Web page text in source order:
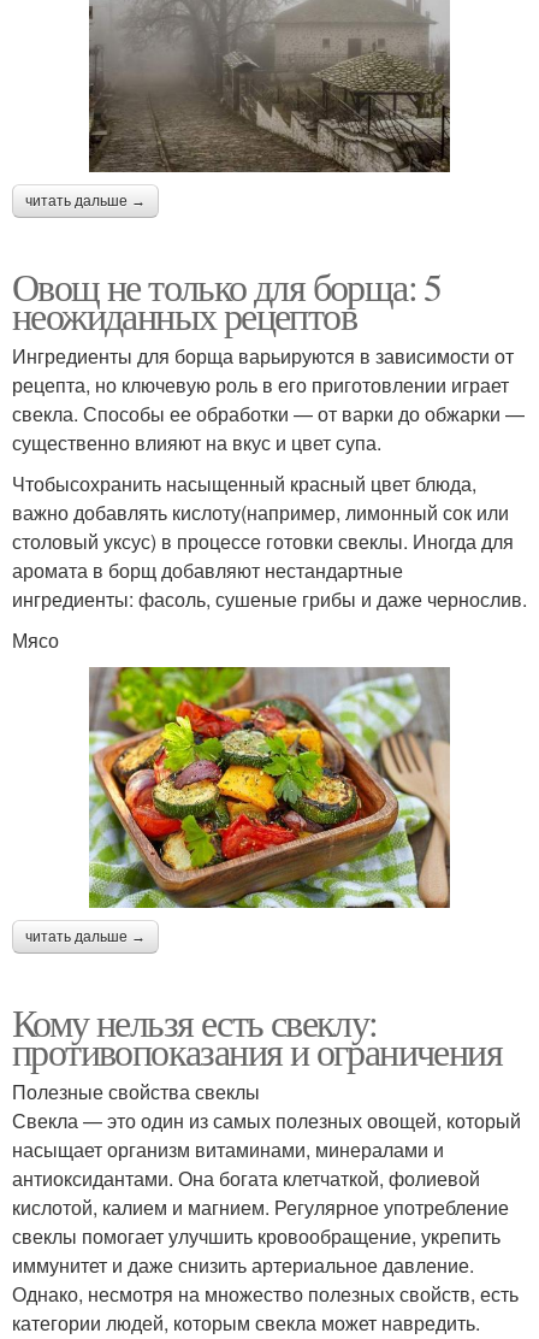
читать дальше →
Овощ не только для борща: 5
неожиданных рецептов
Ингредиенты для борща варьируются в зависимости от
рецепта, но ключевую роль в его приготовлении играет
свекла. Способы ее обработки — от варки до обжарки —
существенно влияют на вкус и цвет супа.
Чтобысохранить насыщенный красный цвет блюда,
важно добавлять кислоту(например, лимонный сок или
столовый уксус) в процессе готовки свеклы. Иногда для
аромата в борщ добавляют нестандартные
ингредиенты: фасоль, сушеные грибы и даже чернослив.
Мясо
читать дальше →
Кому нельзя есть свеклу:
противопоказания и ограничения
Полезные свойства свеклы
Свекла — это один из самых полезных овощей, который
насыщает организм витаминами, минералами и
антиоксидантами. Она богата клетчаткой, фолиевой
кислотой, калием и магнием. Регулярное употребление
свеклы помогает улучшить кровообращение, укрепить
иммунитет и даже снизить артериальное давление.
Однако, несмотря на множество полезных свойств, есть
категории людей, которым свекла может навредить.